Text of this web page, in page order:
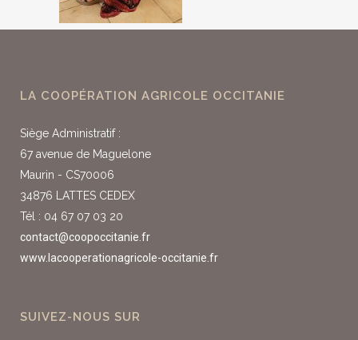
LA COOPÉRATION AGRICOLE OCCITANIE
Siège Administratif :
67 avenue de Maguelone
Maurin - CS70006
34876 LATTES CEDEX
Tél : 04 67 07 03 20
contact@coopoccitanie.fr
www.lacooperationagricole-occitanie.fr
SUIVEZ-NOUS SUR